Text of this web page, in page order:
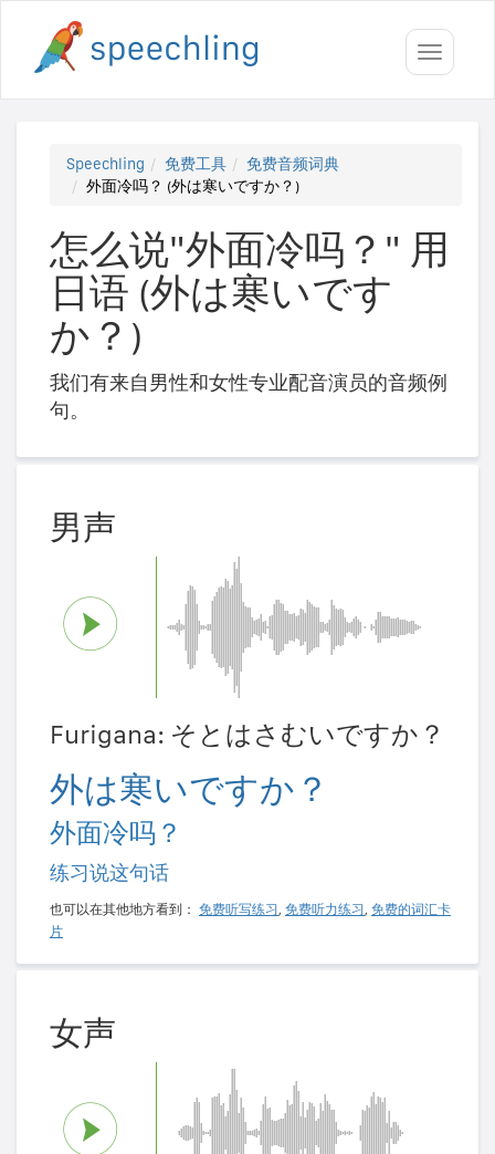
Toggle
Speechling 免费工具
免费音频词典
外面冷吗？ (外は寒いですか？)
怎么说"外面冷吗？" 用
日语 (外は寒いです
か？)
我们有来自男性和女性专业配音演员的音频例
句。
男声
Furigana: そとはさむいですか？
外は寒いですか？
外面冷吗？
练习说这句话
也可以在其他地方看到： 免费听写练习, 免费听力练习, 免费的词汇卡
片
女声